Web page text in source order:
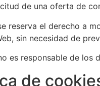
de una oferta de
reserva el derecho a
sin necesidad de
es responsable de los
de